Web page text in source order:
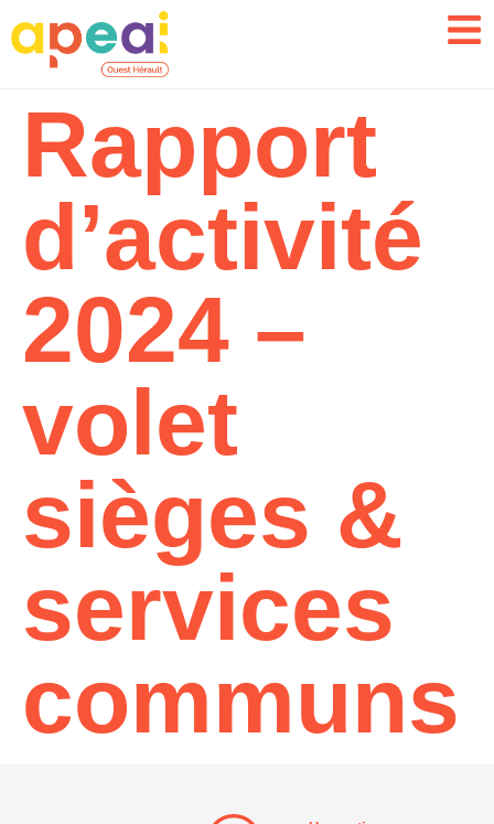
Rapport
d’activité
2024 –
volet
sièges &
services
communs